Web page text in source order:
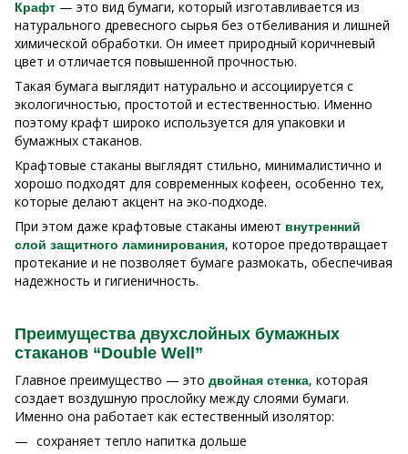
Крафт — это вид бумаги, который изготавливается из
натурального древесного сырья без отбеливания и лишней
химической обработки. Он имеет природный коричневый
цвет и отличается повышенной прочностью.
Такая бумага выглядит натурально и ассоциируется с
экологичностью, простотой и естественностью. Именно
поэтому крафт широко используется для упаковки и
бумажных стаканов.
Крафтовые стаканы выглядят стильно, минималистично и
хорошо подходят для современных кофеен, особенно тех,
которые делают акцент на эко-подходе.
При этом даже крафтовые стаканы имеют внутренний
слой защитного ламинирования, которое предотвращает
протекание и не позволяет бумаге размокать, обеспечивая
надежность и гигиеничность.
Преимущества двухслойных бумажных
стаканов “Double Well”
Главное преимущество — это двойная стенка, которая
создает воздушную прослойку между слоями бумаги.
Именно она работает как естественный изолятор:
сохраняет тепло напитка дольше